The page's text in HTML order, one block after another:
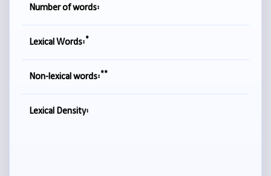
Number of words:
Lexical Words:*
Non-lexical words:**
Lexical Density: